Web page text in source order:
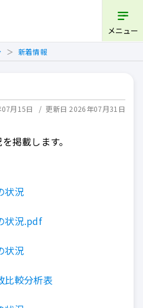
メニュー
新着情報
月15日 更新日 2026年07月31日
掲載します。
状況
状況.pdf
状況
比較分析表